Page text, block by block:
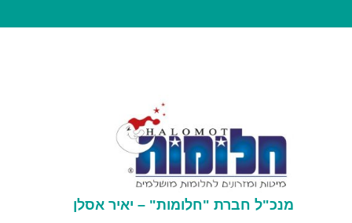
מנכ"ל חברת "חלומות" – יאיר אסלן